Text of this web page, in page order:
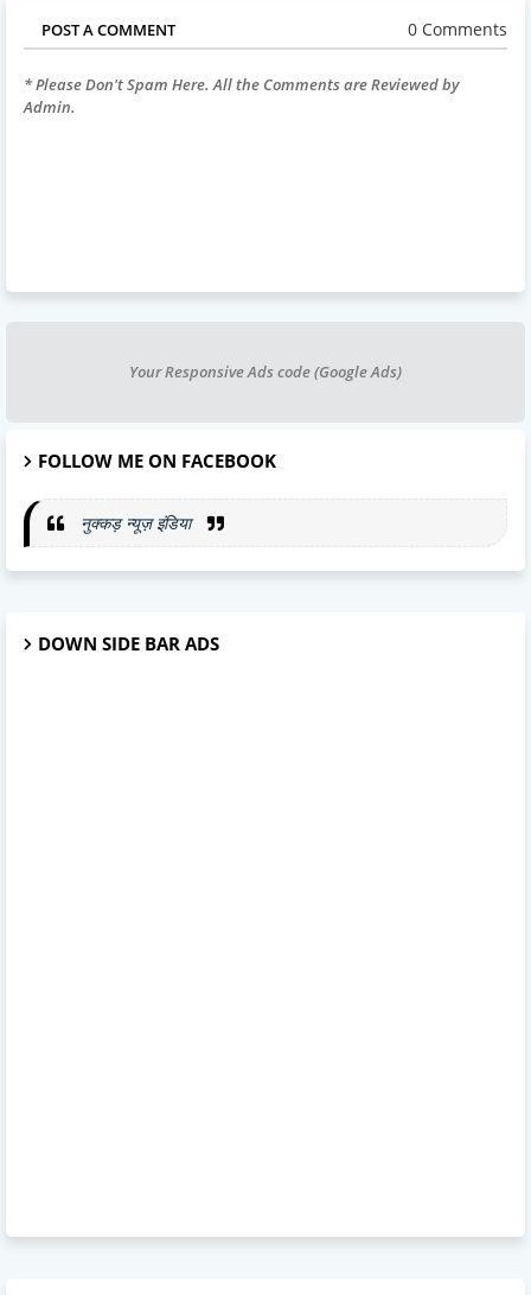
POST A COMMENT 0 Comments
* Please Don't Spam Here. All the Comments are Reviewed by
Admin.
Your Responsive Ads code (Google Ads)
FOLLOW ME ON FACEBOOK
नुक्कड़ न्यूज़ इंडिया
DOWN SIDE BAR ADS